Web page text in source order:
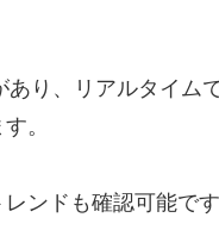
り、リアルタイム
。
ンドも確認可能です